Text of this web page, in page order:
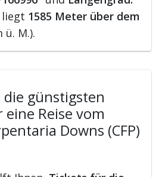
1585 Meter über dem
ü. M.).
günstigsten
Reise vom
Downs (CFP)